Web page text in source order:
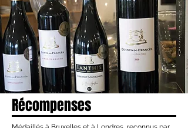
Récompenses